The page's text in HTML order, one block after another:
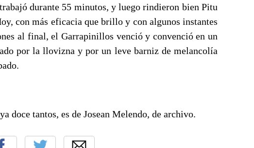
durante 55 minutos, y luego rindieron bien Pitu
con más eficacia que brillo y con algunos instantes
al final, el Garrapinillos venció y convenció en un
por la llovizna y por un leve barniz de melancolía
doce tantos, es de Josean Melendo, de archivo.